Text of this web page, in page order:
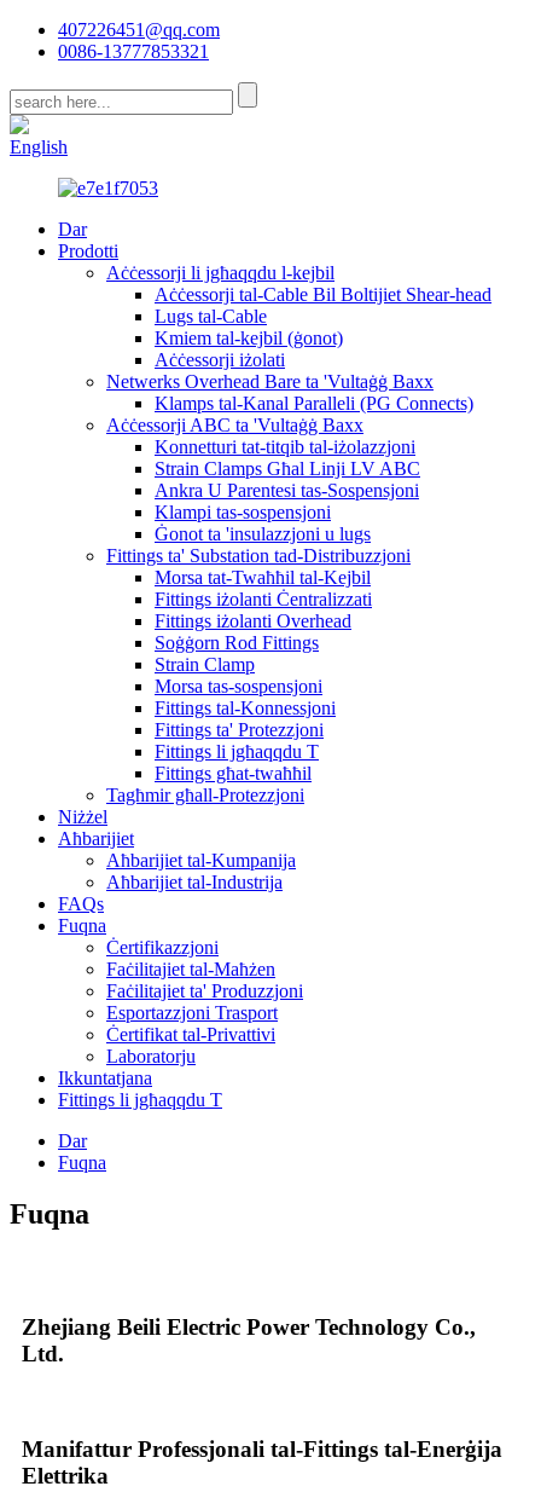
407226451@qq.com
0086-13777853321
English
Dar
Prodotti
Aċċessorji li jgħaqqdu l-kejbil
Aċċessorji tal-Cable Bil Boltijiet Shear-head
Lugs tal-Cable
Kmiem tal-kejbil (ġonot)
Aċċessorji iżolati
Netwerks Overhead Bare ta 'Vultaġġ Baxx
Klamps tal-Kanal Paralleli (PG Connects)
Aċċessorji ABC ta 'Vultaġġ Baxx
Konnetturi tat-titqib tal-iżolazzjoni
Strain Clamps Għal Linji LV ABC
Ankra U Parentesi tas-Sospensjoni
Klampi tas-sospensjoni
Ġonot ta 'insulazzjoni u lugs
Fittings ta' Substation tad-Distribuzzjoni
Morsa tat-Twaħħil tal-Kejbil
Fittings iżolanti Ċentralizzati
Fittings iżolanti Overhead
Soġġorn Rod Fittings
Strain Clamp
Morsa tas-sospensjoni
Fittings tal-Konnessjoni
Fittings ta' Protezzjoni
Fittings li jgħaqqdu T
Fittings għat-twaħħil
Tagħmir għall-Protezzjoni
Niżżel
Aħbarijiet
Aħbarijiet tal-Kumpanija
Aħbarijiet tal-Industrija
FAQs
Fuqna
Ċertifikazzjoni
Faċilitajiet tal-Maħżen
Faċilitajiet ta' Produzzjoni
Esportazzjoni Trasport
Ċertifikat tal-Privattivi
Laboratorju
Ikkuntatjana
Fittings li jgħaqqdu T
Dar
Fuqna
Fuqna
Zhejiang Beili Electric Power Technology Co.,
Ltd.
Manifattur Professjonali tal-Fittings tal-Enerġija
Elettrika